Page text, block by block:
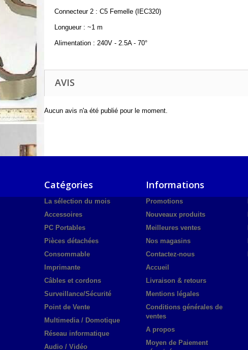
Connecteur 2 : C5 Femelle (IEC320)
Longueur : ~1 m
Alimentation : 240V - 2.5A - 70°
AVIS
Aucun avis n'a été publié pour le moment.
Catégories
La sélection du mois
Accessoires
PC Portables
Pièces détachées
Consommable
Imprimante
Câbles et cordons
Surveillance/Sécurité
Point de Vente
Multimedia / Domotique
Réseau informatique
Audio / Vidéo
Informations
Promotions
Nouveaux produits
Meilleures ventes
Nos magasins
Contactez-nous
Accueil
Livraison & retours
Mentions légales
Conditions générales de
ventes
A propos
Moyen de Paiement